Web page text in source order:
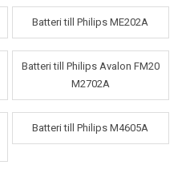
Batteri till Philips ME202A
Batteri till Philips Avalon FM20
M2702A
Batteri till Philips M4605A